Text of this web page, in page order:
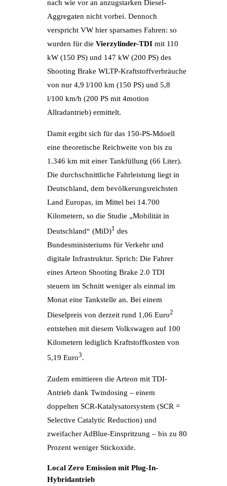
nach wie vor an anzugstarken Diesel-
Aggregaten nicht vorbei. Dennoch
verspricht VW hier sparsames Fahren: so
wurden für die Vierzylinder-TDI mit 110
kW (150 PS) und 147 kW (200 PS) des
Shooting Brake WLTP-Kraftstoffverbräuche
von nur 4,9 l/100 km (150 PS) und 5,8
l/100 km/h (200 PS mit 4motion
Allradantrieb) ermittelt.
Damit ergibt sich für das 150-PS-Mdoell
eine theoretische Reichweite von bis zu
1.346 km mit einer Tankfüllung (66 Liter).
Die durchschnittliche Fahrleistung liegt in
Deutschland, dem bevölkerungsreichsten
Land Europas, im Mittel bei 14.700
Kilometern, so die Studie „Mobilität in
Deutschland“ (MiD)1 des
Bundesministeriums für Verkehr und
digitale Infrastruktur. Sprich: Die Fahrer
eines Arteon Shooting Brake 2.0 TDI
steuern im Schnitt weniger als einmal im
Monat eine Tankstelle an. Bei einem
Dieselpreis von derzeit rund 1,06 Euro2
entstehen mit diesem Volkswagen auf 100
Kilometern lediglich Kraftstoffkosten von
5,19 Euro3.
Zudem emittieren die Arteon mit TDI-
Antrieb dank Twindosing – einem
doppelten SCR-Katalysatorsystem (SCR =
Selective Catalytic Reduction) und
zweifacher AdBlue-Einspritzung – bis zu 80
Prozent weniger Stickoxide.
Local Zero Emission mit Plug-In-
Hybridantrieb